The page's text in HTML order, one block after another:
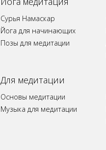
Сурья Намаскар
Йога для начинающих
Позы для медитации
Для медитации
Основы медитации
Музыка для медитации